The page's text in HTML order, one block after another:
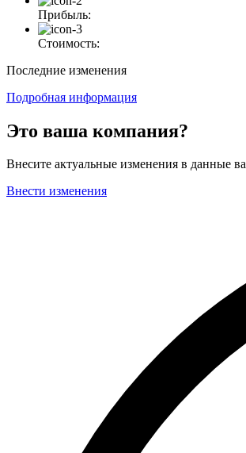
Прибыль:
Стоимость:
Последние изменения
Подробная информация
Это ваша компания?
Внесите актуальные изменения в данные
Внести изменения